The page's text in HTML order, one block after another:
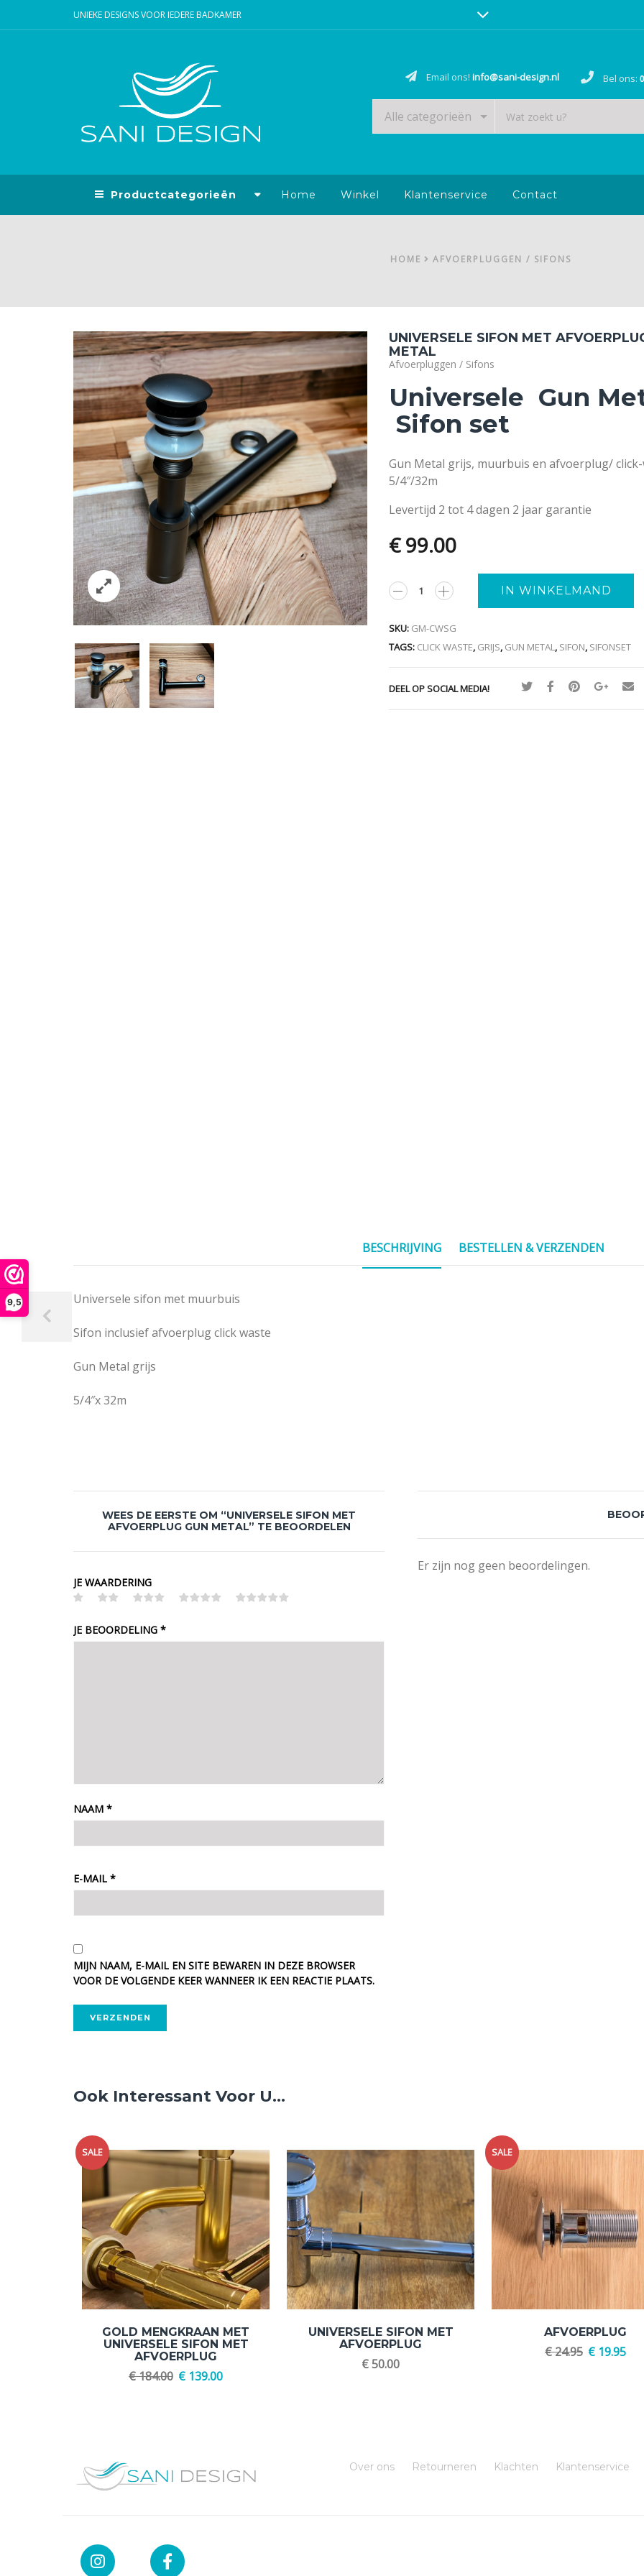
9,5
UNIEKE DESIGNS VOOR IEDERE BADKAMER
Email ons! info@sani-design.nl Bel ons:
Alle categorieën
Productcategorieën Home Winkel Klantenservice Contact
HOME AFVOERPLUGGEN / SIFONS
UNIVERSELE SIFON MET
METAL
Afvoerpluggen / Sifons
Universele Gun
Sifon set
Gun Metal grijs, muurbuis en afvoerplug/
5/4″/32m
Levertijd 2 tot 4 dagen 2 jaar garantie
€99.00
IN WINKELMAND
SKU: GM-CWSG
TAGS: CLICK WASTE, GRIJS, GUN METAL, SIFON, SIFONSET
DEEL OP SOCIAL MEDIA!
BESCHRIJVING BESTELLEN & VERZENDEN
Universele sifon met muurbuis
Sifon inclusief afvoerplug click waste
Gun Metal grijs
5/4″x 32m
Er zijn nog geen beoordelingen.
WEES DE EERSTE OM “UNIVERSELE SIFON MET
AFVOERPLUG GUN METAL” TE BEOORDELEN
JE WAARDERING
JE BEOORDELING *
NAAM *
E-MAIL *
MIJN NAAM, E-MAIL EN SITE BEWAREN IN DEZE BROWSER
VOOR DE VOLGENDE KEER WANNEER IK EEN REACTIE PLAATS.
Ook Interessant Voor U...
SALE
GOLD MENGKRAAN MET
UNIVERSELE SIFON MET
AFVOERPLUG
€184.00 € 139.00
UNIVERSELE SIFON MET
AFVOERPLUG
€50.00
SALE
AFVOERPLUG
€24.95 € 19.95
Over ons Retourneren Klachten Klantenservice